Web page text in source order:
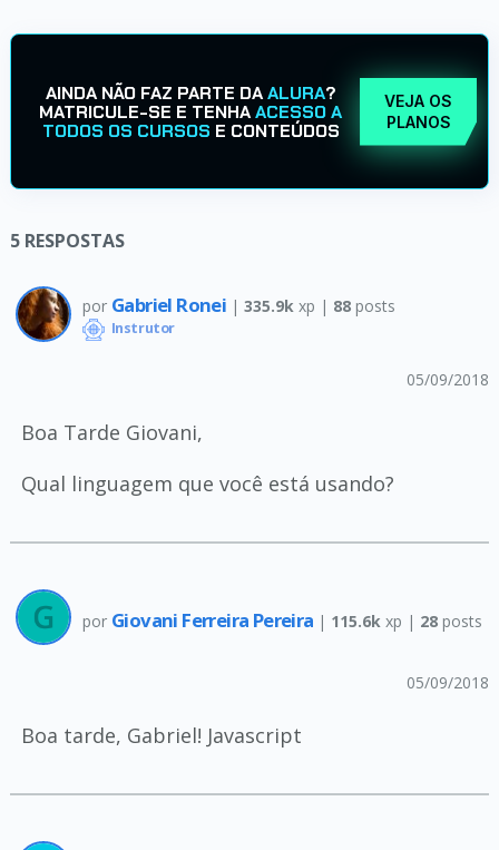
AINDA NÃO FAZ PARTE DAALURA?
MATRICULE-SE E TENHAACESSO A
TODOS OS CURSOS E CONTEÚDOS
VEJA OS
PLANOS
5 RESPOSTAS
por Gabriel Ronei | 335.9k xp | 88posts
Instrutor
05/09/2018
Boa Tarde Giovani,
Qual linguagem que você está usando?
por Giovani Ferreira Pereira | 115.6k xp | 28posts
05/09/2018
Boa tarde, Gabriel! Javascript